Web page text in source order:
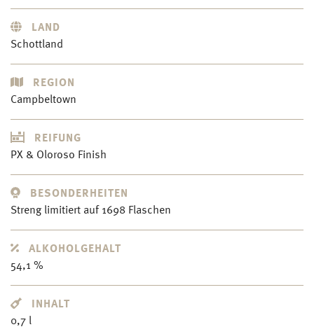
LAND
Schottland
REGION
Campbeltown
REIFUNG
PX & Oloroso Finish
BESONDERHEITEN
Streng limitiert auf 1698 Flaschen
ALKOHOLGEHALT
54,1 %
INHALT
0,7 l